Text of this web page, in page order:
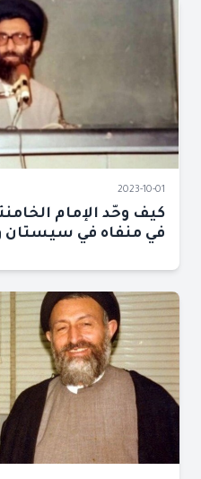
2023-10-01
كيف وحّد الإمام
في منفاه في سيستان